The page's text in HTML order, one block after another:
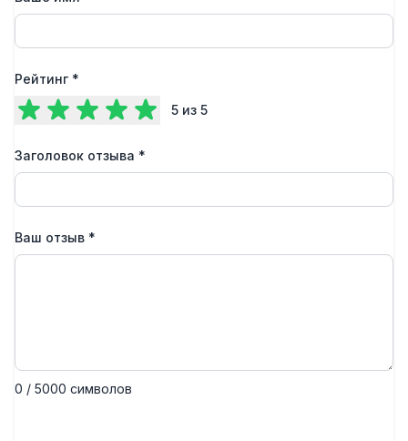
Рейтинг *
5 из 5
Заголовок отзыва *
Ваш отзыв *
0 / 5000 символов